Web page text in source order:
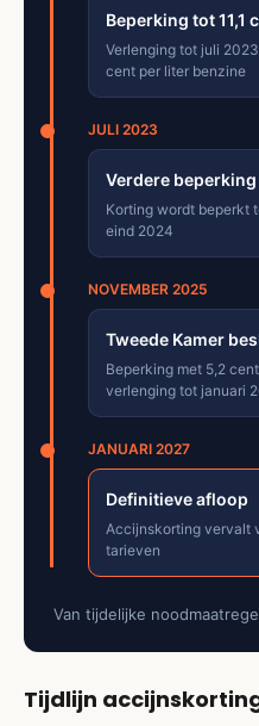
Beperking tot 11,1
Verlenging tot juli
cent per liter benzine
JULI 2023
Verdere beperking
Korting wordt beperkt
eind 2024
NOVEMBER 2025
Tweede Kamer
Beperking met 5,2
verlenging tot januari
JANUARI 2027
Definitieve afloop
Accijnskorting vervalt
tarieven
Van tijdelijke
Tijdlijn